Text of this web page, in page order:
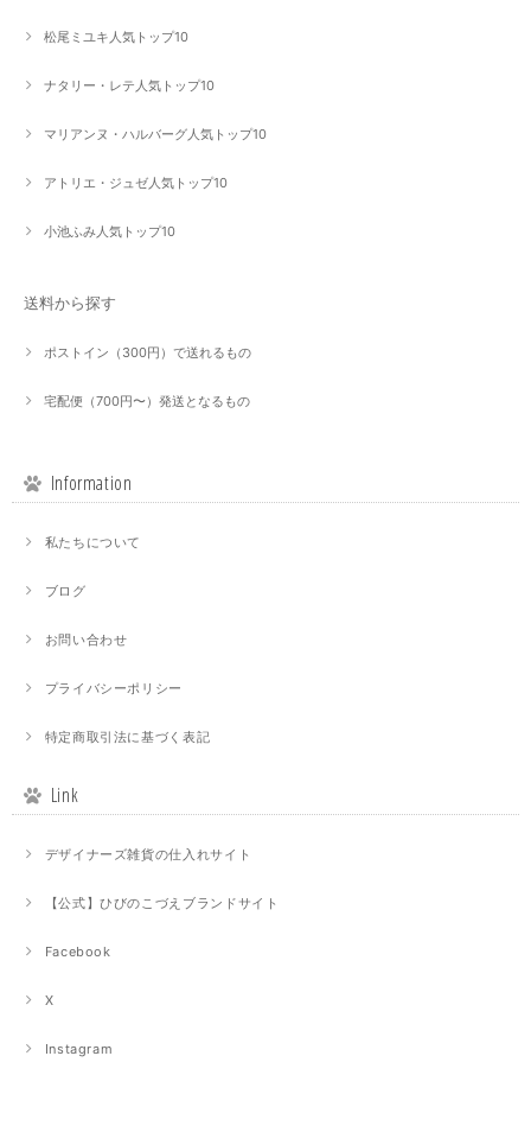
松尾ミユキ人気トップ10
ナタリー・レテ人気トップ10
マリアンヌ・ハルバーグ人気トップ10
アトリエ・ジュゼ人気トップ10
小池ふみ人気トップ10
送料から探す
ポストイン（300円）で送れるもの
宅配便（700円〜）発送となるもの
Information
私たちについて
ブログ
お問い合わせ
プライバシーポリシー
特定商取引法に基づく表記
Link
デザイナーズ雑貨の仕入れサイト
【公式】ひびのこづえブランドサイト
Facebook
X
Instagram